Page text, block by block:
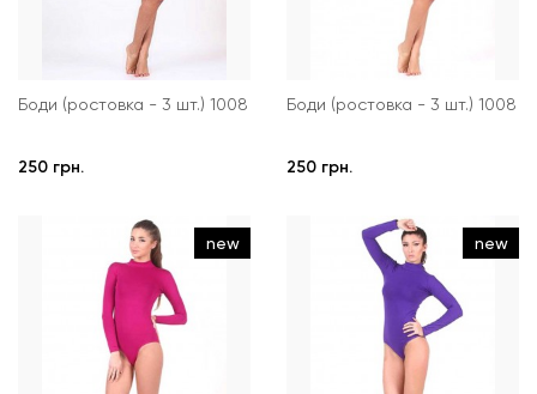
Боди (ростовка - 3 шт.) 1008
250 грн.
Боди (ростовка - 3 шт.) 1008
250 грн.
new new